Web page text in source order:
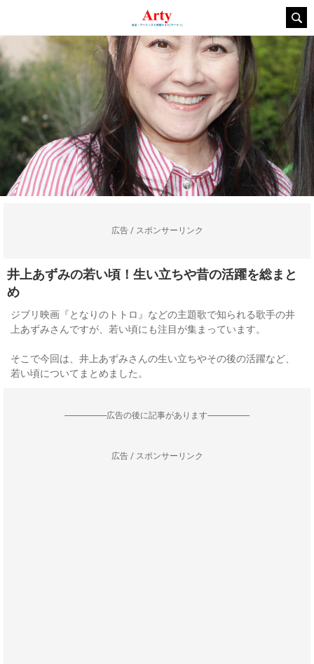
広告 / スポンサーリンク
井上あずみの若い頃！生い立ちや昔の活躍を総まと
め
ジブリ映画『となりのトトロ』などの主題歌で知られる歌手の井
上あずみさんですが、若い頃にも注目が集まっています。
そこで今回は、井上あずみさんの生い立ちやその後の活躍など、
若い頃についてまとめました。
--------------------広告の後に記事があります--------------------
広告 / スポンサーリンク